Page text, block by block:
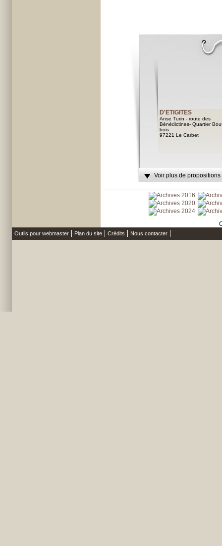
D'ETIGITES
Anse Turin - route des
Bénédictines- Quartier
bois
97221 Le Carbet
Voir plus de
Outils pour webmaster Plan du site Crédits Nous contacter